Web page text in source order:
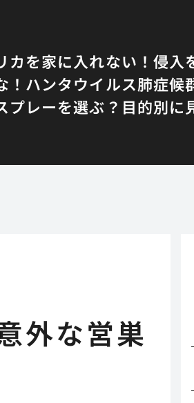
カを家に入れない！侵入
！ハンタウイルス肺症候
プレーを選ぶ？目的別に
外な営巣